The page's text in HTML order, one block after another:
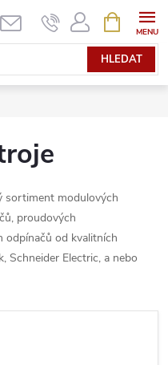
HLEDAT
NÁKUPNÍ
KOŠÍK
sortiment modulových
proudových
odpínačů od kvalitních
Schneider Electric, a nebo